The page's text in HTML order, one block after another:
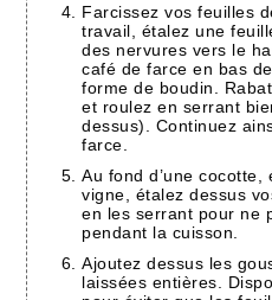
Farcissez vos feuilles
travail, étalez une
des nervures vers le
café de farce en bas
forme de boudin.
et roulez en serrant
dessus). Continuez
farce.
Au fond d’une
vigne, étalez dessus
en les serrant pour ne
pendant la cuisson.
Ajoutez dessus les
laissées entières.